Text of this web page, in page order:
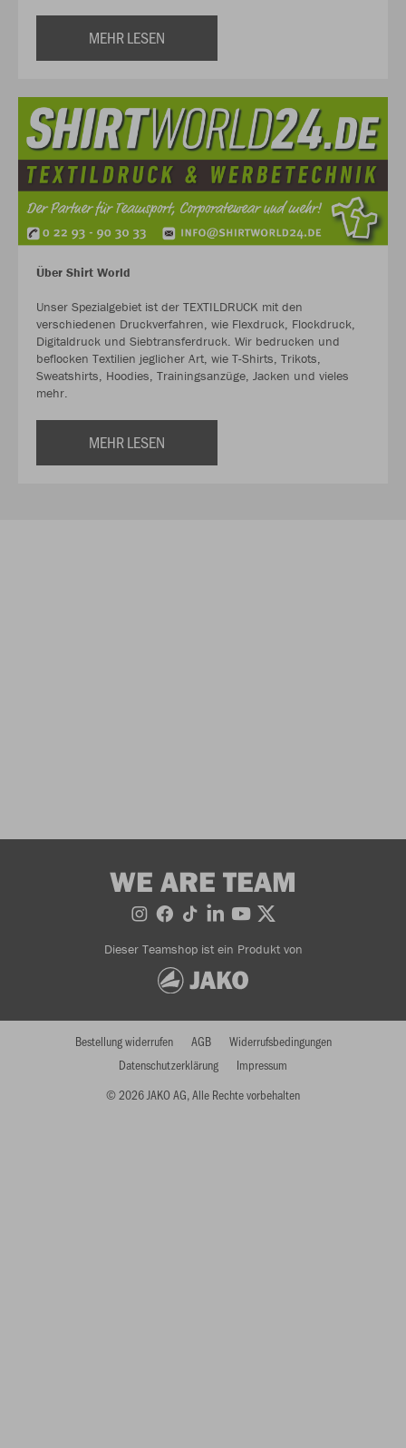
MEHR LESEN
Über Shirt World
Unser Spezialgebiet ist der TEXTILDRUCK mit den
verschiedenen Druckverfahren, wie Flexdruck, Flockdruck,
Digitaldruck und Siebtransferdruck. Wir bedrucken und
beflocken Textilien jeglicher Art, wie T-Shirts, Trikots,
Sweatshirts, Hoodies, Trainingsanzüge, Jacken und vieles
mehr.
MEHR LESEN
WE ARE TEAM
Dieser Teamshop ist ein Produkt von
© 2026 JAKO AG, Alle Rechte vorbehalten
Bestellung widerrufen AGB
Widerrufsbedingungen
Datenschutzerklärung
Impressum